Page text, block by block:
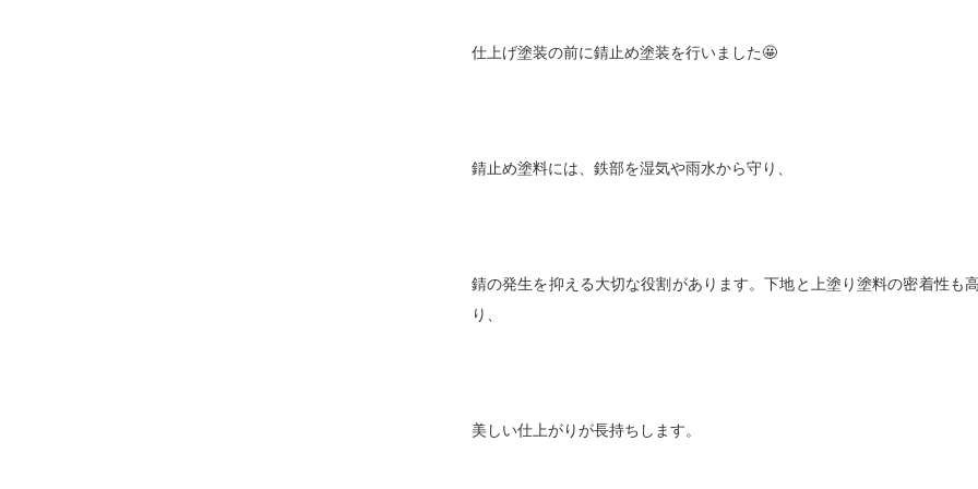
仕上げ塗装の前に錆止め塗装を行いました🤩
錆止め塗料には、鉄部を湿気や雨水から守り、
錆の発生を抑える大切な役割があります。下地と上塗り塗料の密着性も
り、
美しい仕上がりが長持ちします。